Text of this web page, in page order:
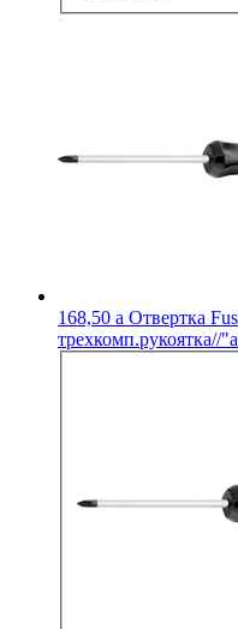
168,50 a Отвертка
трехкомп.рукоятка//